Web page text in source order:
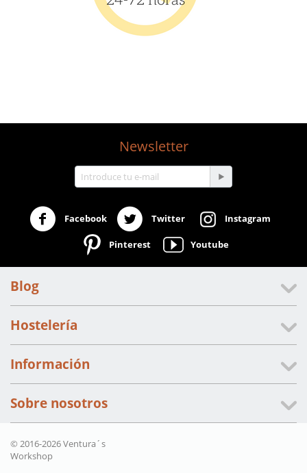
Newsletter
Facebook Twitter Instagram
Pinterest Youtube
Blog
Hostelería
Información
Sobre nosotros
© 2016-2026 Ventura´s
Workshop